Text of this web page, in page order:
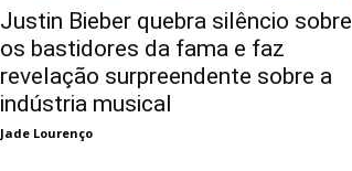
Justin Bieber quebra silêncio sobre
os bastidores da fama e faz
revelação surpreendente sobre a
indústria musical
Jade Lourenço